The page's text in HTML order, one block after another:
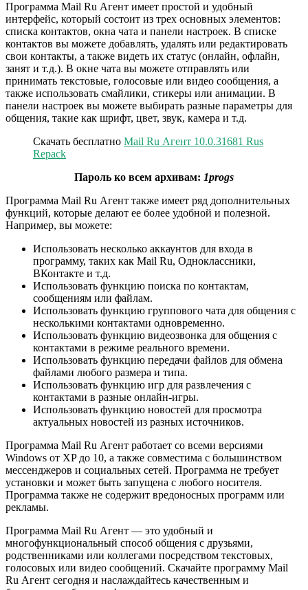
Программа Mail Ru Агент имеет простой и удобный
интерфейс, который состоит из трех основных элементов:
списка контактов, окна чата и панели настроек. В списке
контактов вы можете добавлять, удалять или редактировать
свои контакты, а также видеть их статус (онлайн, офлайн,
занят и т.д.). В окне чата вы можете отправлять или
принимать текстовые, голосовые или видео сообщения, а
также использовать смайлики, стикеры или анимации. В
панели настроек вы можете выбирать разные параметры для
общения, такие как шрифт, цвет, звук, камера и т.д.
Скачать бесплатно Mail Ru Агент 10.0.31681 Rus
Repack
Пароль ко всем архивам: 1progs
Программа Mail Ru Агент также имеет ряд дополнительных
функций, которые делают ее более удобной и полезной.
Например, вы можете:
Использовать несколько аккаунтов для входа в
программу, таких как Mail Ru, Одноклассники,
ВКонтакте и т.д.
Использовать функцию поиска по контактам,
сообщениям или файлам.
Использовать функцию группового чата для общения с
несколькими контактами одновременно.
Использовать функцию видеозвонка для общения с
контактами в режиме реального времени.
Использовать функцию передачи файлов для обмена
файлами любого размера и типа.
Использовать функцию игр для развлечения с
контактами в разные онлайн-игры.
Использовать функцию новостей для просмотра
актуальных новостей из разных источников.
Программа Mail Ru Агент работает со всеми версиями
Windows от XP до 10, а также совместима с большинством
мессенджеров и социальных сетей. Программа не требует
установки и может быть запущена с любого носителя.
Программа также не содержит вредоносных программ или
рекламы.
Программа Mail Ru Агент — это удобный и
многофункциональный способ общения с друзьями,
родственниками или коллегами посредством текстовых,
голосовых или видео сообщений. Скачайте программу Mail
Ru Агент сегодня и наслаждайтесь качественным и